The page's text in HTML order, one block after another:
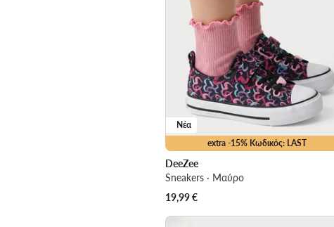
extra -15% Κωδικός: LAST
Νέα
DeeZee
Sneakers · Μαύρο
19,99€